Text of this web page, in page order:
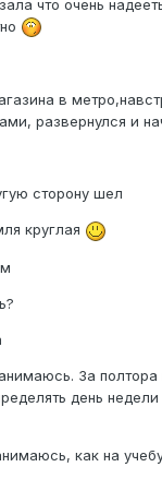
что очень
в
развернулся и
сторону шел
круглая
За полтора
день
как на